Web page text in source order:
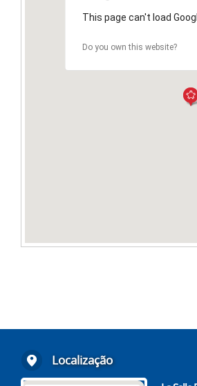
This page can't load
Do you own this website?
Localização